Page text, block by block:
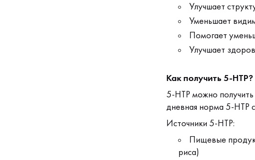
Улучшает
Уменьшает
Помогает
Улучшает
Как получить 5-HTP?
5-HTP можно
дневная норма 5-HTP
Источники 5-HTP:
Пищевые
риса)